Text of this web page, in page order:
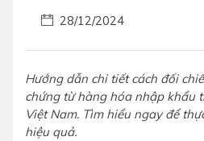
28/12/2024
Hướng dẫn chi tiết cách đối
chứng từ hàng hóa nhập khẩu
Việt Nam. Tìm hiểu ngay để
hiệu quả.